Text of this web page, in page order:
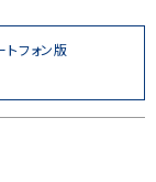
トフォン版